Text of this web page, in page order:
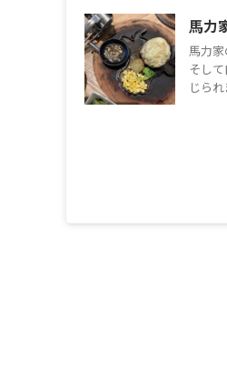
馬力
馬力
そし
じら